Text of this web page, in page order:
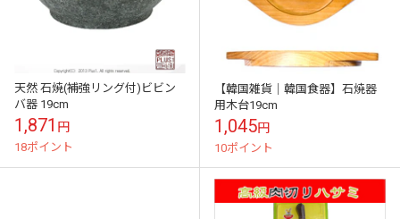
天然 石焼(補強リング付)ビビン
バ器 19cm
1,871 円
18ポイント
【韓国雑貨｜韓国食器】石焼器
用木台19cm
1,045円
10ポイント